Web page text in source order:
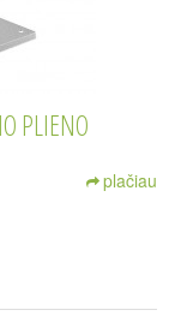
PLIENO
plačiau